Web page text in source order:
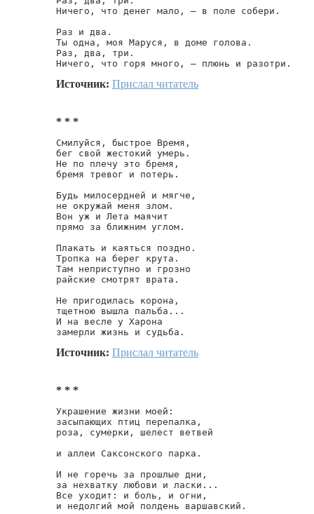
Ничего, что денег мало, — в поле собери.
Раз и два.
Ты одна, моя Маруся, в доме голова.
Раз, два, три.
Ничего, что горя много, — плюнь и разотри.
Источник: Прислал читатель
* * *
Смилуйся, быстрое Время,
бег свой жестокий умерь.
Не по плечу это бремя,
бремя тревог и потерь.
Будь милосердней и мягче,
не окружай меня злом.
Вон уж и Лета маячит
прямо за ближним углом.
Плакать и каяться поздно.
Тропка на берег крута.
Там неприступно и грозно
райские смотрят врата.
Не пригодилась корона,
тщетною вышла пальба...
И на весле у Харона
замерли жизнь и судьба.
Источник: Прислал читатель
* * *
Украшение жизни моей:
засыпающих птиц перепалка,
роза, сумерки, шелест ветвей
и аллеи Саксонского парка.
И не горечь за прошлые дни,
за нехватку любови и ласки...
Все уходит: и боль, и огни,
и недолгий мой полдень варшавский.